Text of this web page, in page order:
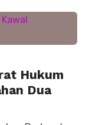
Hukum
Dua